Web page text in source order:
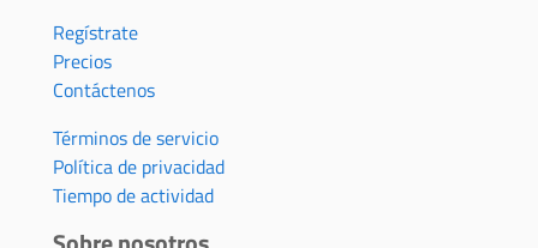
Regístrate
Precios
Contáctenos
Términos de servicio
Política de privacidad
Tiempo de actividad